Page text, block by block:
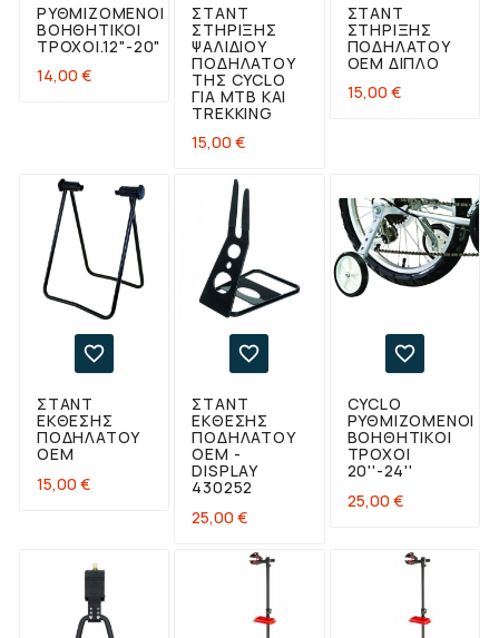
ΡΥΘΜΙΖΌΜΕΝΟΙ
ΒΟΗΘΗΤΙΚΟΊ
ΤΡΟΧΟΊ.12"-20"
14,00 €
ΣΤΆΝΤ
ΣΤΉΡΙΞΗΣ
ΨΑΛΙΔΙΟΎ
ΠΟΔΗΛΆΤΟΥ
ΤΗΣ CYCLO
ΓΙΑ ΜΤΒ ΚΑΙ
TREKKING
15,00 €
ΣΤΆΝΤ
ΣΤΉΡΙΞΗΣ
ΠΟΔΗΛΆΤΟΥ
OEM ΔΙΠΛΌ
15,00 €

ΣΤΆΝΤ
ΈΚΘΕΣΗΣ
ΠΟΔΗΛΆΤΟΥ
OEM
15,00 €

ΣΤΆΝΤ
ΈΚΘΕΣΗΣ
ΠΟΔΗΛΆΤΟΥ
OEM -
DISPLAY
430252
25,00 €

CYCLO
ΡΥΘΜΙΖΌΜΕΝΟΙ
ΒΟΗΘΗΤΙΚΟΊ
ΤΡΟΧΟΊ
20''-24''
25,00 €